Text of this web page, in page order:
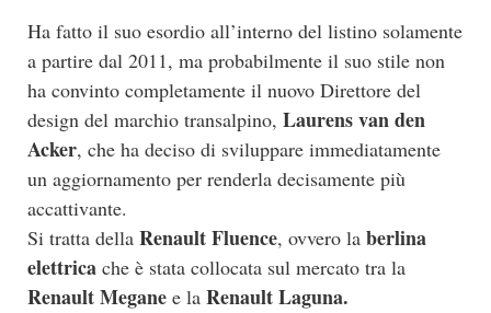
Ha fatto il suo esordio all’interno del listino solamente
a partire dal 2011, ma probabilmente il suo stile non
ha convinto completamente il nuovo Direttore del
design del marchio transalpino, Laurens van den
Acker, che ha deciso di sviluppare immediatamente
un aggiornamento per renderla decisamente più
accattivante.
Si tratta della Renault Fluence, ovvero la berlina
elettrica che è stata collocata sul mercato tra la
Renault Megane e la Renault Laguna.